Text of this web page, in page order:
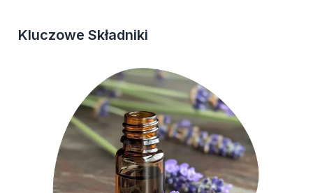
Kluczowe Składniki